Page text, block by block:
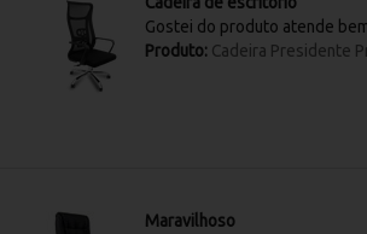
Gostei do produto atende
Produto: Cadeira Presidente
Maravilhoso